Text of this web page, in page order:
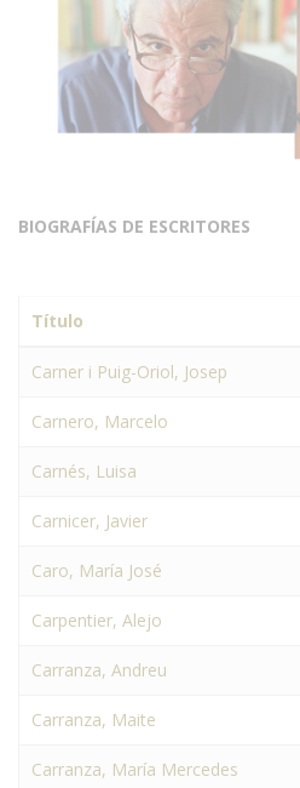
BIOGRAFÍAS DE ESCRITORES
Título
Carner i Puig-Oriol, Josep
Carnero, Marcelo
Carnés, Luisa
Carnicer, Javier
Caro, María José
Carpentier, Alejo
Carranza, Andreu
Carranza, Maite
Carranza, María Mercedes